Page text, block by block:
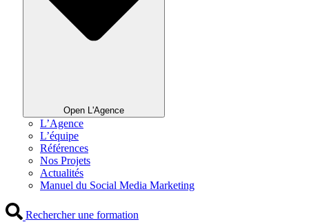
Open L'Agence
L’Agence
L’équipe
Références
Nos Projets
Actualités
Manuel du Social Media Marketing
Rechercher une formation